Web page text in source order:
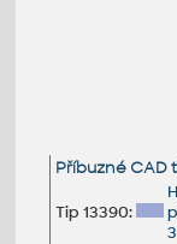
Příbuzné CAD
Tip 13390: